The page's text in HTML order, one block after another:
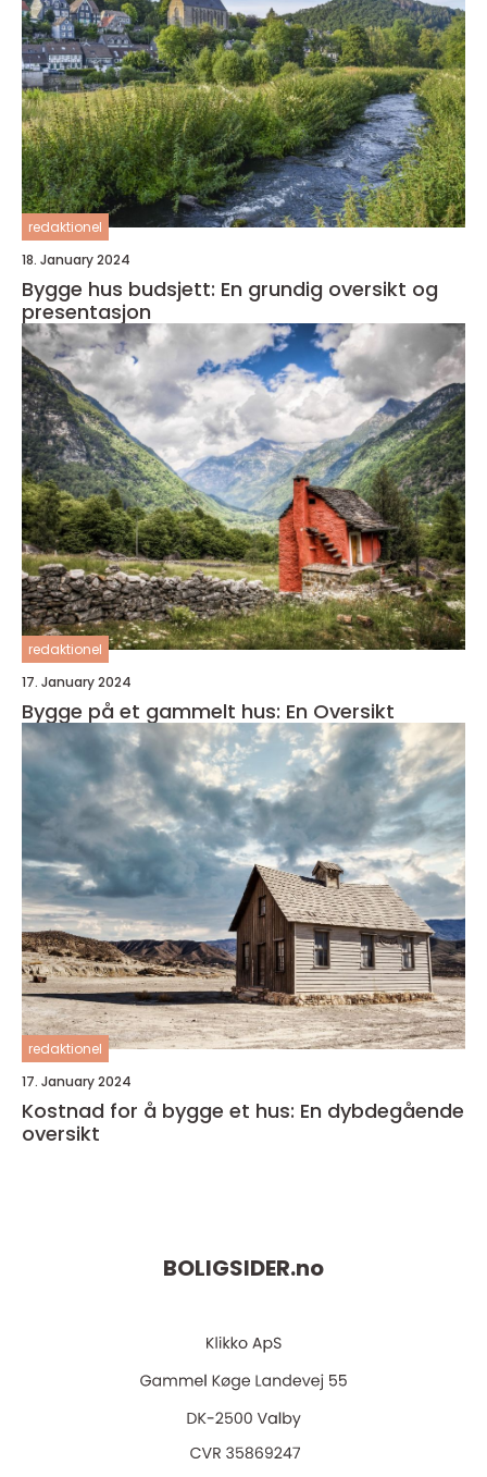
redaktionel
18. January 2024
Bygge hus budsjett: En grundig oversikt og
presentasjon
redaktionel
17. January 2024
Bygge på et gammelt hus: En Oversikt
redaktionel
17. January 2024
Kostnad for å bygge et hus: En dybdegående
oversikt
BOLIGSIDER.no